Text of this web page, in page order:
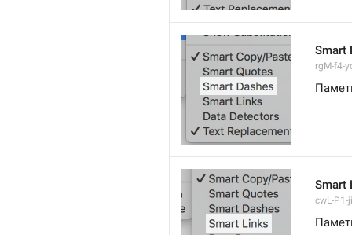
Smart
rgM-f4-
Smart
cwL-P1-